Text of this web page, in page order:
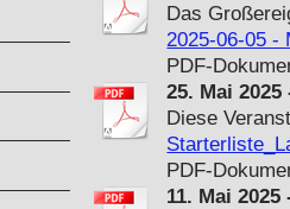
Das
2025-06-05 -
PDF-
25. Mai
Diese
PDF-
11. Mai